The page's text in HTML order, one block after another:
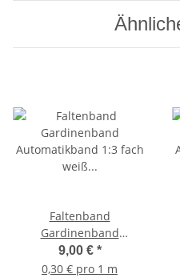
Faltenband
Gardinenband
Automatikband 1:3 fach
weiß 30 Meter
9,00 € *
0,30 € pro 1 m